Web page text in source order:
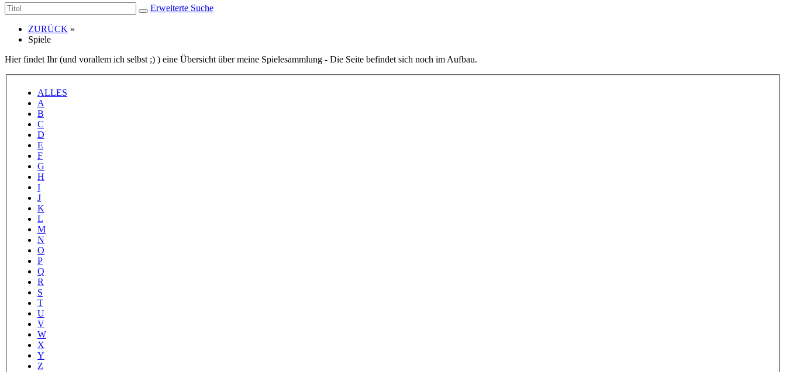
Erweiterte Suche
ZURÜCK »
Spiele
Hier findet Ihr (und vorallem ich selbst ;) ) eine Übersicht über meine Spielesammlung - Die Seite befindet sich noch im Aufbau.
ALLES
A
B
C
D
E
F
G
H
I
J
K
L
M
N
O
P
Q
R
S
T
U
V
W
X
Y
Z